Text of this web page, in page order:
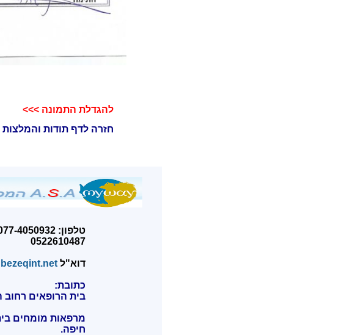
חזרה לדף תודות והמלצות
להגדלת התמונה >>>
טלפון: 077-4050932
0522610487
דוא"ל
כתובת:
בית הרופאים רחוב הברזל
חיפה.